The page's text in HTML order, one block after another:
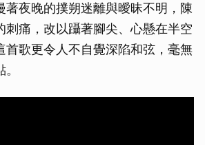
著夜晚的撲朔迷離與曖昧不明，陳
刺痛，改以躡著腳尖、心懸在半空
首歌更令人不自覺深陷和弦，毫無